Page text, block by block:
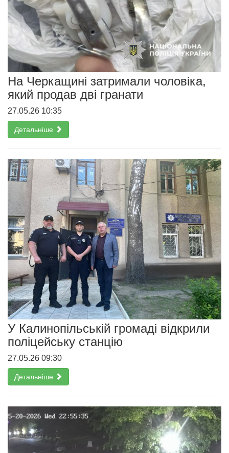
На Черкащині затримали чоловіка,
який продав дві гранати
27.05.26 10:35
Детальніше
У Калинопільській громаді відкрили
поліцейську станцію
27.05.26 09:30
Детальніше